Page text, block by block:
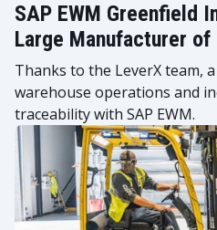
SAP EWM Greenfield
Large Manufacturer
Thanks to the LeverX team,
warehouse operations and
traceability with SAP EWM.